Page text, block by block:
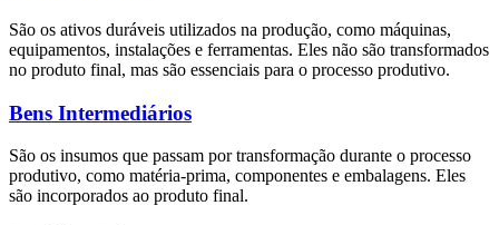
São os ativos duráveis utilizados na produção, como máquinas,
equipamentos, instalações e ferramentas. Eles não são transformados
no produto final, mas são essenciais para o processo produtivo.
Bens Intermediários
São os insumos que passam por transformação durante o processo
produtivo, como matéria-prima, componentes e embalagens. Eles
são incorporados ao produto final.